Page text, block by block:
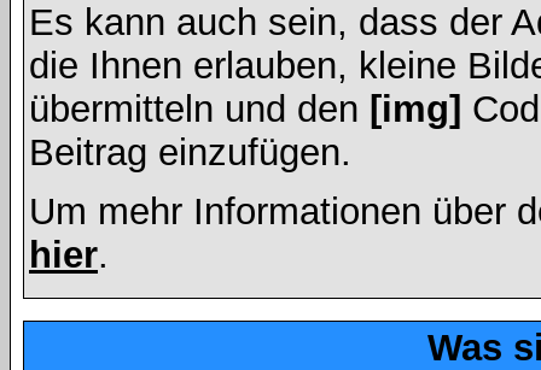
Es kann auch sein, dass der
die Ihnen erlauben, kleine
übermitteln und den [img]
Beitrag einzufügen.
Um mehr Informationen über
hier.
Was